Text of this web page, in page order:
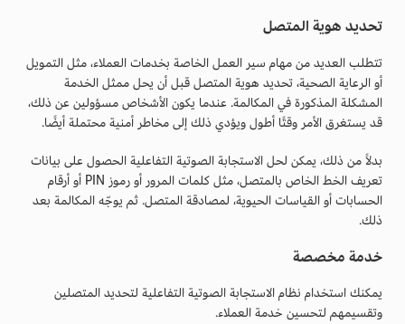
تحديد هوية المتصل
تتطلب العديد من مهام سير العمل الخاصة بخدمات العملاء، مثل التمويل
أو الرعاية الصحية، تحديد هوية المتصل قبل أن يحل ممثل الخدمة
المشكلة المذكورة في المكالمة. عندما يكون الأشخاص مسؤولين عن ذلك،
قد يستغرق الأمر وقتًا أطول ويؤدي ذلك إلى مخاطر أمنية محتملة أيضًا.
بدلاً من ذلك، يمكن لحل الاستجابة الصوتية التفاعلية الحصول على بيانات
تعريف الخط الخاص بالمتصل، مثل كلمات المرور أو رموز PIN أو أرقام
الحسابات أو القياسات الحيوية، لمصادقة المتصل. ثم يوجّه المكالمة بعد
ذلك.
خدمة مخصصة
يمكنك استخدام نظام الاستجابة الصوتية التفاعلية لتحديد المتصلين
وتقسيمهم لتحسين خدمة العملاء.